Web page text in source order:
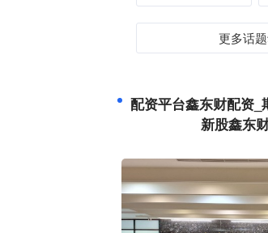
更多话
配资平台鑫东财配资_
新股鑫东